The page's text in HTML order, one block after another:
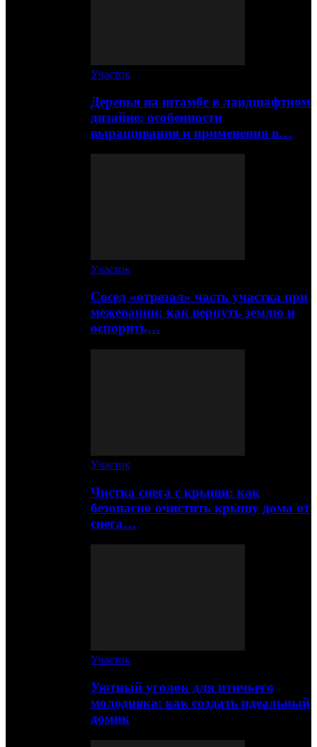
Участок
Деревья на штамбе в ландшафтном
дизайне: особенности
выращивания и применения в…
Участок
Сосед «отрезал» часть участка при
межевании: как вернуть землю и
оспорить…
Участок
Чистка снега с крыши: как
безопасно очистить крышу дома от
снега…
Участок
Уютный уголок для птичьего
молодняка: как создать идеальный
домик